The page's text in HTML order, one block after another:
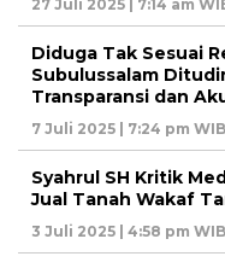
27 Juli 2025 | 7:14 am
Diduga Tak Sesuai
Subulussalam
Transparansi dan
7 Juli 2025 | 7:24 pm WIB
Syahrul SH Kritik
Jual Tanah Wakaf
3 Juli 2025 | 4:58 pm WIB